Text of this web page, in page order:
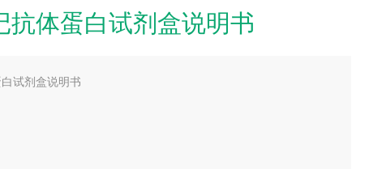
抗体蛋白试剂盒说明书
试剂盒说明书